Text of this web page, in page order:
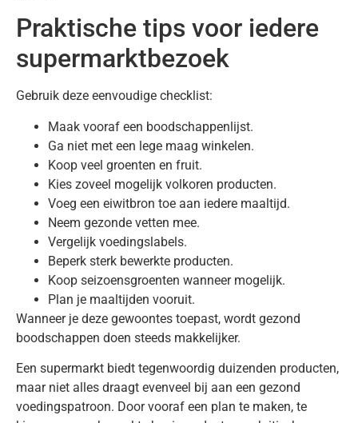
Praktische tips voor iedere
supermarktbezoek
Gebruik deze eenvoudige checklist:
Maak vooraf een boodschappenlijst.
Ga niet met een lege maag winkelen.
Koop veel groenten en fruit.
Kies zoveel mogelijk volkoren producten.
Voeg een eiwitbron toe aan iedere maaltijd.
Neem gezonde vetten mee.
Vergelijk voedingslabels.
Beperk sterk bewerkte producten.
Koop seizoensgroenten wanneer mogelijk.
Plan je maaltijden vooruit.
Wanneer je deze gewoontes toepast, wordt gezond
boodschappen doen steeds makkelijker.
Een supermarkt biedt tegenwoordig duizenden producten,
maar niet alles draagt evenveel bij aan een gezond
voedingspatroon. Door vooraf een plan te maken, te